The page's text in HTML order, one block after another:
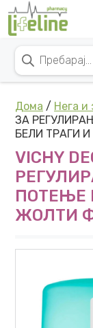
Skip to content
Main
Дома / Нега и
ЗА
БЕЛИ ТРАГИ
VICHY
ПОТЕЊЕ
ЖОЛТИ